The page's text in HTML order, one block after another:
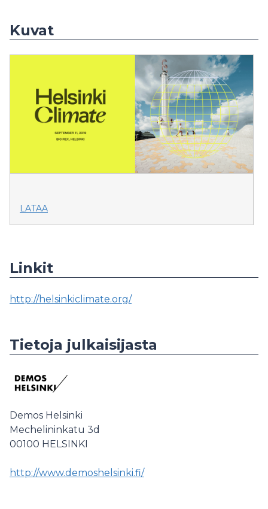
Kuvat
LATAA
Linkit
http://helsinkiclimate.org/
Tietoja julkaisijasta
Demos Helsinki
Mechelininkatu 3d
00100 HELSINKI
http://www.demoshelsinki.fi/